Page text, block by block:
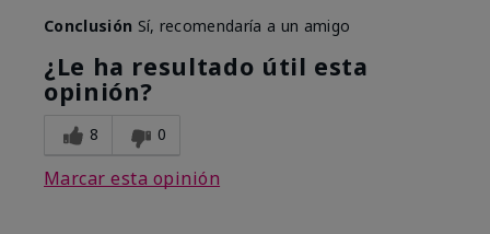
Conclusión Sí, recomendaría a un amigo
¿Le ha resultado útil esta
opinión?
8 0
Marcar esta opinión